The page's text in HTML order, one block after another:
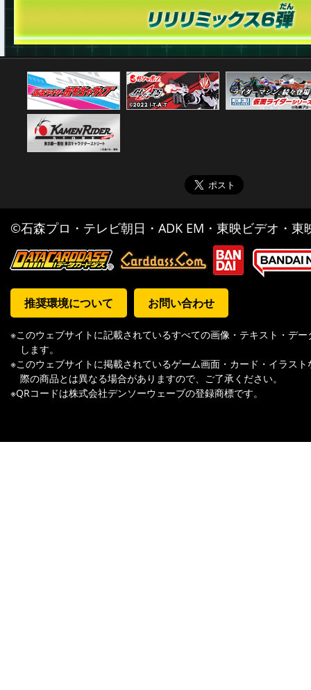
©石森プロ・テレビ朝日・ADK EM・東映ビデオ・
推奨環境について お問い合わせ
※このウェブサイトに記載されているすべての画像・テキスト・デ
します。
※このウェブサイトに掲載されているゲーム画面・カード・イラス
際の商品とは異なる場合がありますので、ご了承ください。
※QRコードは株式会社デンソーウェーブの登録商標です。